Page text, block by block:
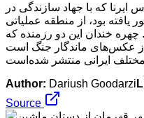
که با جهاد سازندگی در
بود، از منطقه عملیاتی
بیت‌المقدس در اردیبهشت ۱۳۶۱. چهره خندان این دو رزمنده که
از عکس‌های ماندگار جنگ است
مختلف ایرانی منتشر شده‌است
Author: Dariush Goodarzi
Source